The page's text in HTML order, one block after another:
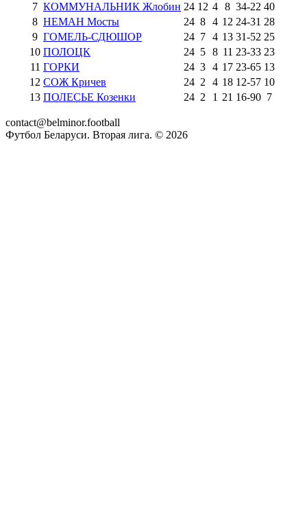
7 КОММУНАЛЬНИК Жлобин 24 12 4 8 34-22 40
8 НЕМАН Мосты 24 8 4 12 24-31 28
9 ГОМЕЛЬ-СДЮШОР 24 7 4 13 31-52 25
10 ПОЛОЦК 24 5 8 11 23-33 23
11 ГОРКИ 24 3 4 17 23-65 13
12 СОЖ Кричев 24 2 4 18 12-57 10
13 ПОЛЕСЬЕ Козенки 24 2 1 21 16-90 7
contact@belminor.football
Футбол Беларуси. Вторая лига. © 2026